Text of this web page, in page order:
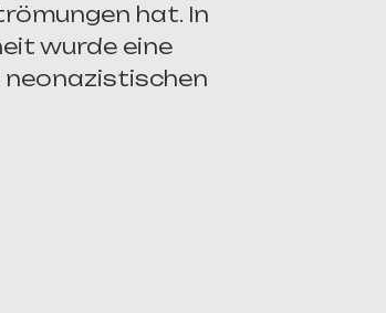
hat. In
wurde eine
neonazistischen